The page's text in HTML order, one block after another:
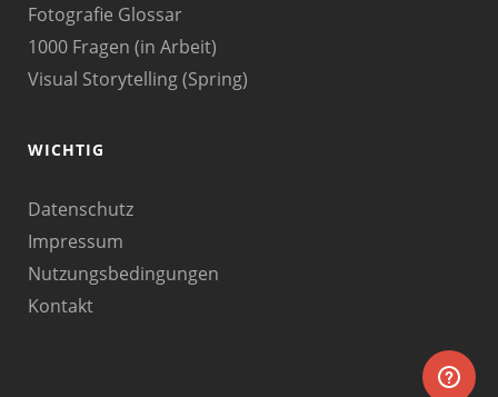
Fotografie Glossar
1000 Fragen (in Arbeit)
Visual Storytelling (Spring)
WICHTIG
Datenschutz
Impressum
Nutzungsbedingungen
Kontakt